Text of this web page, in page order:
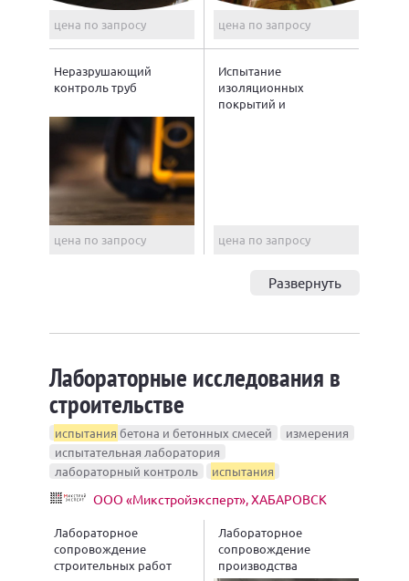
цена по запросу цена по запросу
Неразрушающий
контроль труб
цена по запросу
Испытание
изоляционных
покрытий и
цена по запросу
Развернуть
Лабораторные исследования в
строительстве
испытания бетона и бетонных смесей
измерения
испытательная лаборатория
лабораторный контроль
испытания
ООО «Микстройэксперт», ХАБАРОВСК
Лабораторное
сопровождение
строительных работ
Лабораторное
сопровождение
производства